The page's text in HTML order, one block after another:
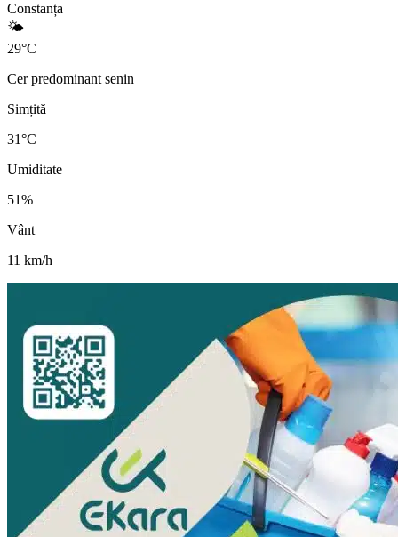
Constanța
🌤️
29°C
Cer predominant senin
Simțită
31°C
Umiditate
51%
Vânt
11 km/h